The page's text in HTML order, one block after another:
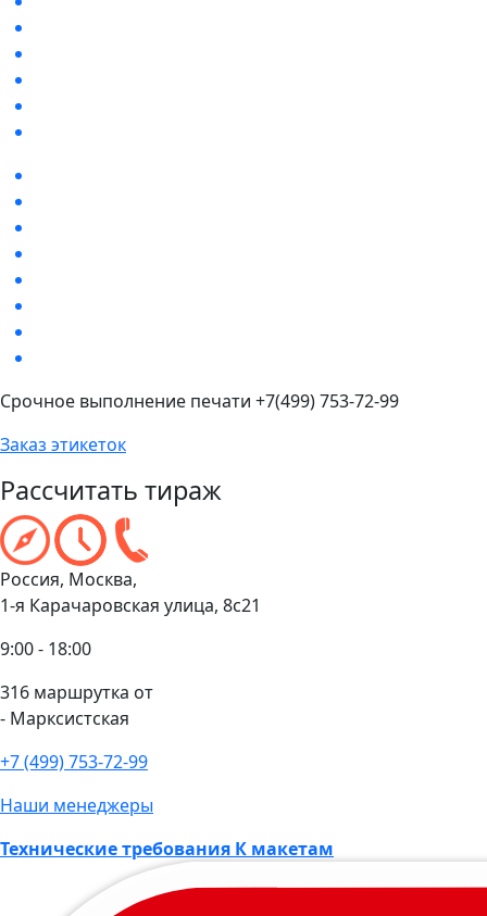
Срочное выполнение печати +7(499) 753-72-99
Заказ этикеток
Рассчитать тираж
Россия, Москва,
1-я Карачаровская улица, 8с21
9:00 - 18:00
316 маршрутка от
- Марксистская
+7 (499) 753-72-99
Наши менеджеры
Технические требования К макетам